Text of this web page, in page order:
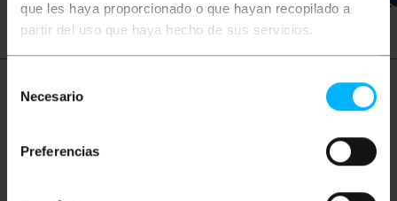
que les haya proporcionado o que hayan recopilado a
partir del uso que haya hecho de sus servicios.
Necesario
Preferencias
Więcej informacji